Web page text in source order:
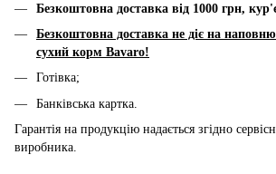
Безкоштовна доставка від 1000 грн, к
Безкоштовна доставка не діє на
сухий корм Bavaro!
Готівка;
Банківська картка.
Гарантія на продукцію надається згідно
виробника.